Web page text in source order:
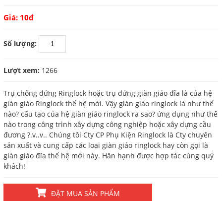
Giá: 10đ
Số lượng:
Lượt xem: 1266
Trụ chống đứng Ringlock hoặc trụ đứng giàn giáo đĩa là của hệ
giàn giáo Ringlock thế hệ mới. Vậy giàn giáo ringlock là như thế
nào? cấu tạo của hệ giàn giáo ringlock ra sao? ứng dụng như thế
nào trong công trình xây dựng công nghiệp hoặc xây dựng cầu
đương ?.v..v.. Chúng tôi Cty CP Phụ Kiện Ringlock là Cty chuyên
sản xuất và cung cấp các loại giàn giáo ringlock hay còn gọi là
giàn giáo đĩa thế hệ mới này. Hân hạnh được hợp tác cùng quý
khách!
ĐẶT MUA SẢN PHẨM